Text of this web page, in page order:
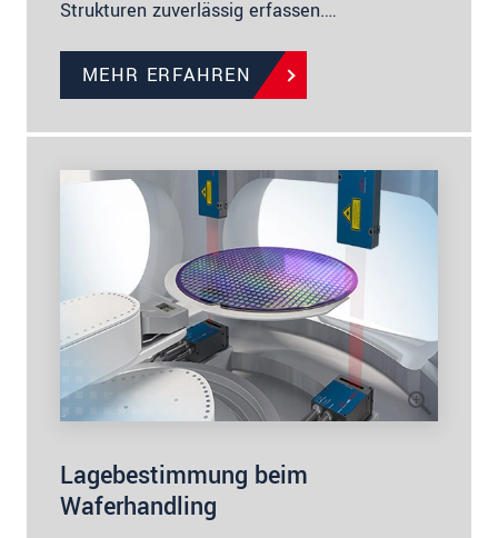
Strukturen zuverlässig erfassen.…
MEHR ERFAHREN
Lagebestimmung beim
Waferhandling